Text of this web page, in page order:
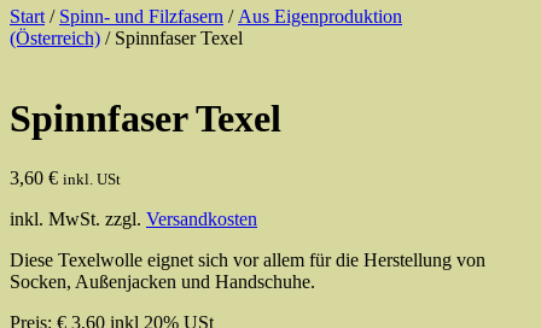
Start / Spinn- und Filzfasern / Aus Eigenproduktion
(Österreich) / Spinnfaser Texel
Spinnfaser Texel
3,60 € inkl. USt
inkl. MwSt. zzgl. Versandkosten
Diese Texelwolle eignet sich vor allem für die Herstellung von
Socken, Außenjacken und Handschuhe.
Preis: € 3,60 inkl 20% USt